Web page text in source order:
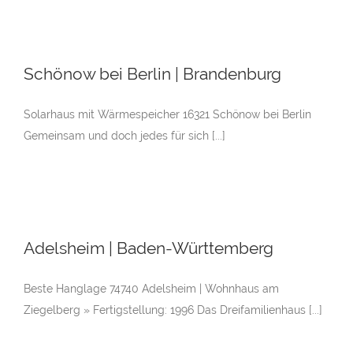
Schönow bei Berlin | Brandenburg
Solarhaus mit Wärmespeicher 16321 Schönow bei Berlin
Gemeinsam und doch jedes für sich [...]
Adelsheim | Baden-Württemberg
Beste Hanglage 74740 Adelsheim | Wohnhaus am
Ziegelberg » Fertigstellung: 1996 Das Dreifamilienhaus [...]